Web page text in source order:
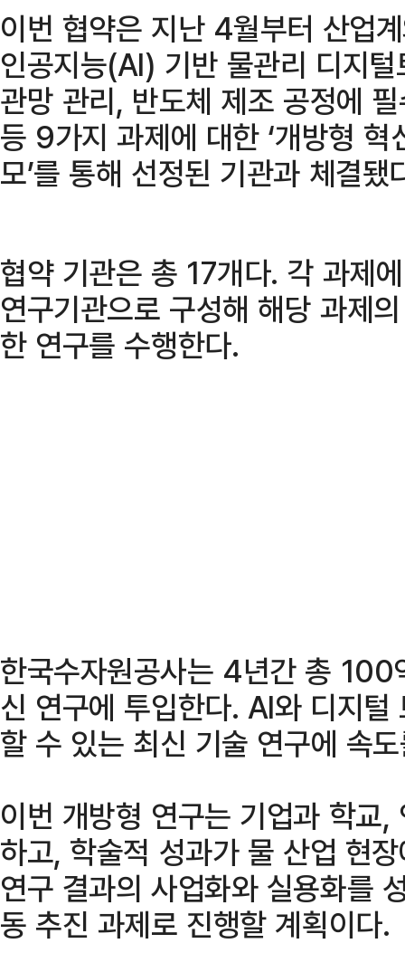
이번 협약은 지난 4월부터 산업
인공지능(AI) 기반 물관리 디지
관망 관리, 반도체 제조 공정에
등 9가지 과제에 대한 ‘개방형
모’를 통해 선정된 기관과 체결됐
협약 기관은 총 17개다. 각 과제
연구기관으로 구성해 해당 과제
한 연구를 수행한다.
한국수자원공사는 4년간 총 100
신 연구에 투입한다. AI와 디지
할 수 있는 최신 기술 연구에 속
이번 개방형 연구는 기업과 학교
하고, 학술적 성과가 물 산업 현
연구 결과의 사업화와 실용화를
동 추진 과제로 진행할 계획이다.